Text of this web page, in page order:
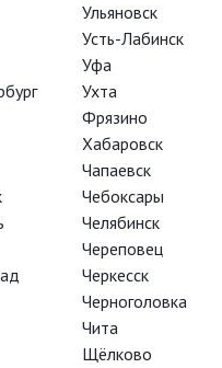
Ульяновск
Усть-Лабинск
Уфа
Ухта
Фрязино
Хабаровск
Чапаевск
Чебоксары
Челябинск
Череповец
Черкесск
Черноголовка
Чита
Щёлково